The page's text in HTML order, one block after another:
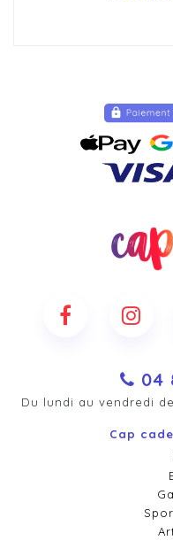
04
Du lundi au vendredi
Cap